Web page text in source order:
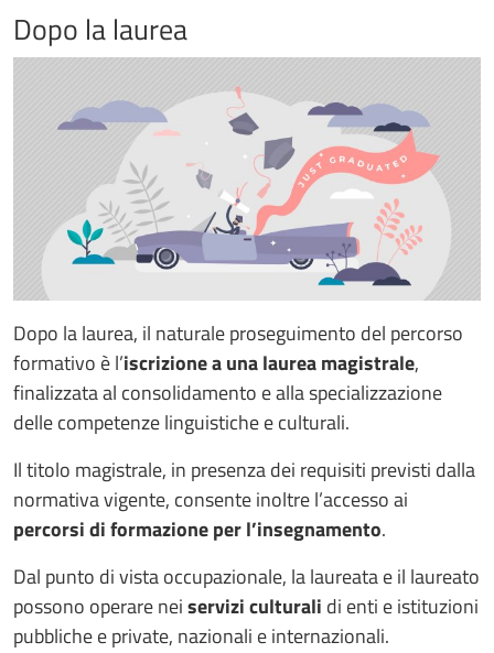
Dopo la laurea
Dopo la laurea, il naturale proseguimento del percorso
formativo è l’iscrizione a una laurea magistrale,
finalizzata al consolidamento e alla specializzazione
delle competenze linguistiche e culturali.
Il titolo magistrale, in presenza dei requisiti previsti dalla
normativa vigente, consente inoltre l’accesso ai
percorsi di formazione per l’insegnamento.
Dal punto di vista occupazionale, la laureata e il laureato
possono operare neiservizi culturali di enti e istituzioni
pubbliche e private, nazionali e internazionali.